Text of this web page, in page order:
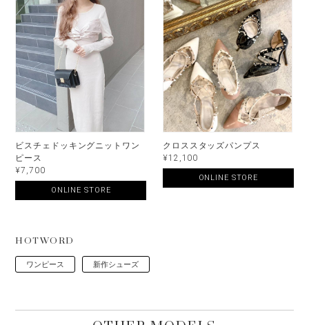
ビスチェドッキングニットワン
ピース
¥7,700
ONLINE STORE
クロススタッズパンプス
¥12,100
ONLINE STORE
HOTWORD
ワンピース 新作シューズ